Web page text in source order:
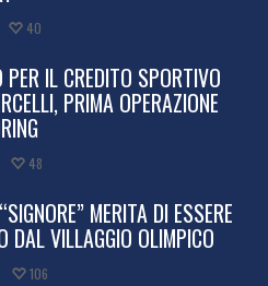
40
IL CREDITO SPORTIVO
PRIMA OPERAZIONE
48
MERITA DI ESSERE
DAL VILLAGGIO OLIMPICO
106